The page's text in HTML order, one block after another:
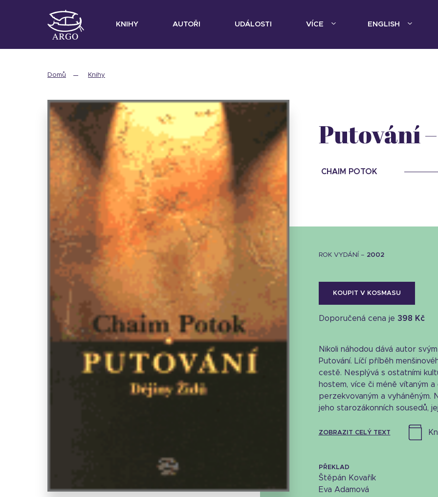
KNIHY AUTOŘI UDÁLOSTI VÍCE ENGLISH
Domů Knihy
6.36 KB
Putování
CHAIM POTOK
ROK VYDÁNÍ – 2002
KOUPIT V KOSMASU
Doporučená cena je 398 Kč
Nikoli náhodou dává autor
Putování. Líčí příběh
cestě. Nesplývá s ostatními
hostem, více či méně vítaným
perzekvovaným a vyháněným.
jeho starozákonních sousedů,
ZOBRAZIT CELÝ TEXT
PŘEKLAD
Štěpán Kovařík
Eva Adamová